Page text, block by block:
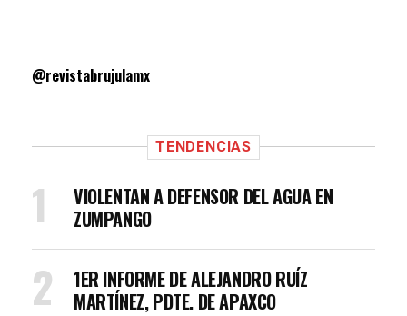
@revistabrujulamx
TENDENCIAS
VIOLENTAN A DEFENSOR DEL AGUA EN
ZUMPANGO
1ER INFORME DE ALEJANDRO RUÍZ
MARTÍNEZ, PDTE. DE APAXCO